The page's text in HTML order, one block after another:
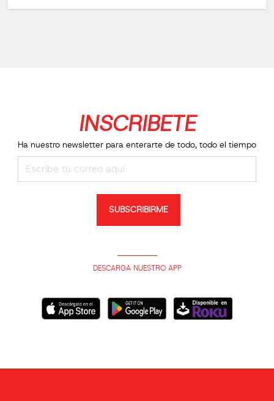
INSCRIBETE
Ha nuestro newsletter para enterarte de todo, todo el tiempo
SUBSCRIBIRME
DESCARGA NUESTRO APP